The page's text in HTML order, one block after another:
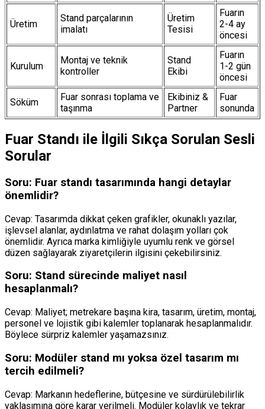
Üretim
Stand parçalarının
imalatı
Üretim
Tesisi
Fuarın
2-4 ay
öncesi
Kurulum
Montaj ve teknik
kontroller
Stand
Ekibi
Fuarın
1-2 gün
öncesi
Söküm
Fuar sonrası toplama ve
taşınma
Ekibiniz &
Partner
Fuar
sonunda
Fuar Standı ile İlgili Sıkça Sorulan Sesli
Sorular
Soru: Fuar standı tasarımında hangi detaylar
önemlidir?
Cevap: Tasarımda dikkat çeken grafikler, okunaklı yazılar,
işlevsel alanlar, aydınlatma ve rahat dolaşım yolları çok
önemlidir. Ayrıca marka kimliğiyle uyumlu renk ve görsel
düzen sağlayarak ziyaretçilerin ilgisini çekebilirsiniz.
Soru: Stand sürecinde maliyet nasıl
hesaplanmalı?
Cevap: Maliyet; metrekare başına kira, tasarım, üretim, montaj,
personel ve lojistik gibi kalemler toplanarak hesaplanmalıdır.
Böylece sürpriz kalemler yaşamazsınız.
Soru: Modüler stand mı yoksa özel tasarım mı
tercih edilmeli?
Cevap: Markanın hedeflerine, bütçesine ve sürdürülebilirlik
yaklaşımına göre karar verilmeli. Modüler kolaylık ve tekrar